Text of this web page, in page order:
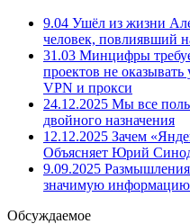
9.04 Ушёл из жизни
человек, повлиявший
31.03 Минцифры
проектов не
VPN и прокси
24.12.2025 Мы все
двойного назначения
12.12.2025 Зачем
Объясняет Юрий
9.09.2025
значимую информацию
Обсуждаемое